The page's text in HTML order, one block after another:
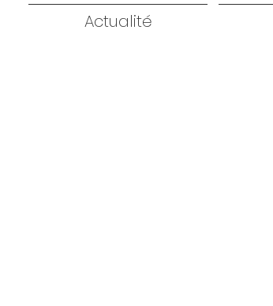
Actualité